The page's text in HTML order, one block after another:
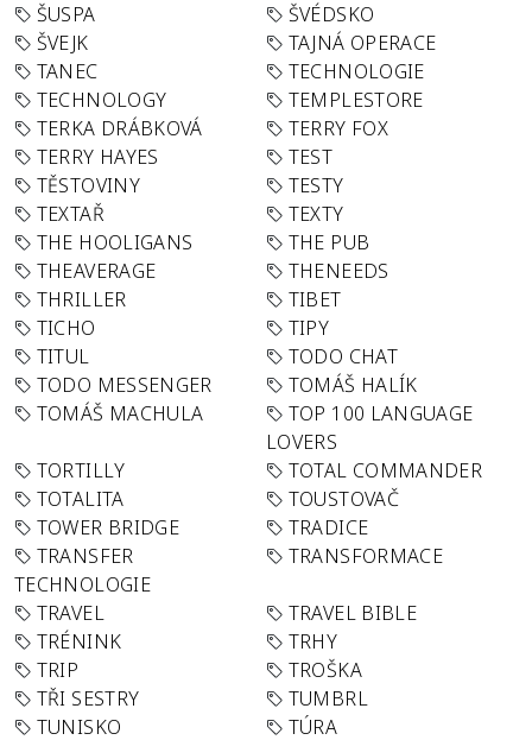
ŠUSPA
ŠVÉDSKO
ŠVEJK
TAJNÁ OPERACE
TANEC
TECHNOLOGIE
TECHNOLOGY
TEMPLESTORE
TERKA DRÁBKOVÁ
TERRY FOX
TERRY HAYES
TEST
TĚSTOVINY
TESTY
TEXTAŘ
TEXTY
THE HOOLIGANS
THE PUB
THEAVERAGE
THENEEDS
THRILLER
TIBET
TICHO
TIPY
TITUL
TODO CHAT
TODO MESSENGER
TOMÁŠ HALÍK
TOMÁŠ MACHULA
TOP 100 LANGUAGE
LOVERS
TORTILLY
TOTAL COMMANDER
TOTALITA
TOUSTOVAČ
TOWER BRIDGE
TRADICE
TRANSFER
TECHNOLOGIE
TRANSFORMACE
TRAVEL
TRAVEL BIBLE
TRÉNINK
TRHY
TRIP
TROŠKA
TŘI SESTRY
TUMBRL
TUNISKO
TÚRA